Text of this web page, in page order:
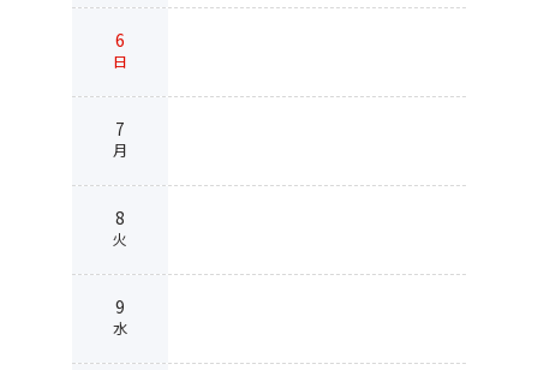
6
日
7
月
8
火
9
水